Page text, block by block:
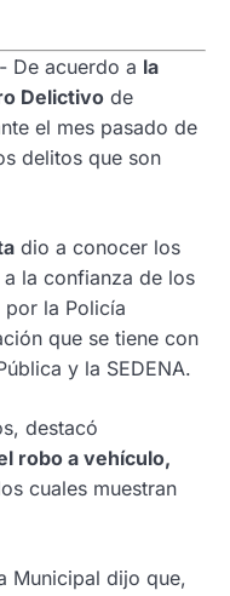
De acuerdo a la
Delictivo de
el mes pasado de
delitos que son
dio a conocer los
la confianza de los
la Policía
que se tiene con
y la SEDENA.
destacó
robo a vehículo,
cuales muestran
Municipal dijo que,